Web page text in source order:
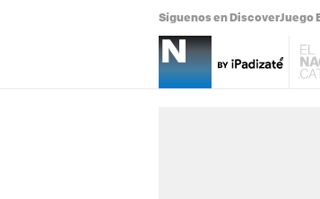
Síguenos en DiscoverJuego